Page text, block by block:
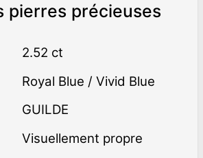
pierres précieuses
2.52 ct
Royal Blue / Vivid Blue
GUILDE
visuellement propre